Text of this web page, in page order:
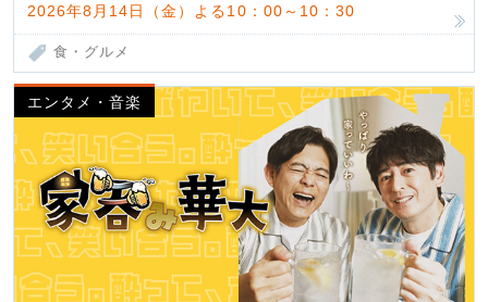
2026年8月14日（金）よる10：00～10：30
食・グルメ
エンタメ・音楽